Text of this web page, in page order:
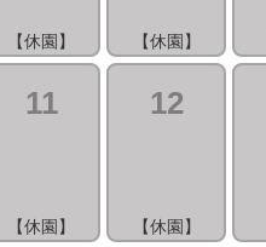
【休園】 【休園】
11
【休園】
12
【休園】